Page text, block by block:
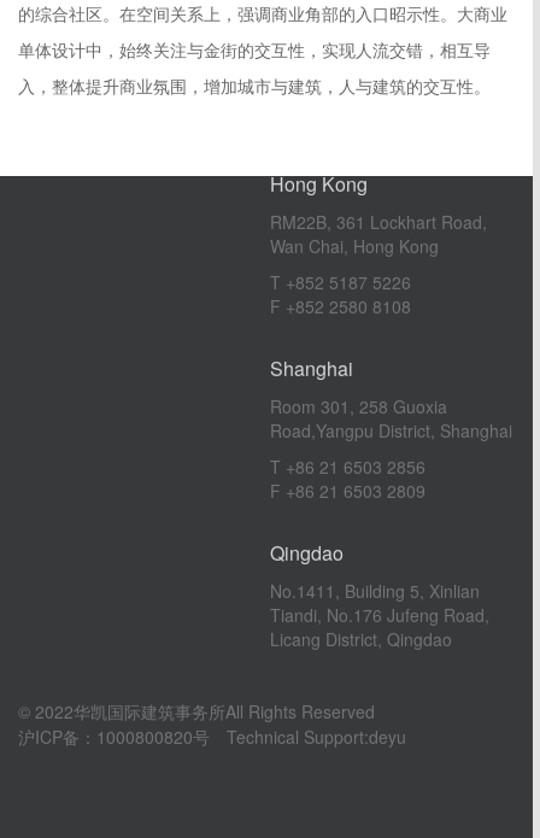
的综合社区。在空间关系上，强调商业角部的入口昭示性。大商业
单体设计中，始终关注与金街的交互性，实现人流交错，相互导
入，整体提升商业氛围，增加城市与建筑，人与建筑的交互性。
London
2nd Floor, 145-157 St.John
Street, London, ECIV 4PY
Hong Kong
RM22B, 361 Lockhart Road,
Wan Chai, Hong Kong
T +852 5187 5226
F +852 2580 8108
Shanghai
Room 301, 258 Guoxia
Road,Yangpu District, Shanghai
T +86 21 6503 2856
F +86 21 6503 2809
Qingdao
No.1411, Building 5, Xinlian
Tiandi, No.176 Jufeng Road,
Licang District, Qingdao
© 2022华凯国际建筑事务所All Rights Reserved
沪ICP备：1000800820号
Technical Support:deyu